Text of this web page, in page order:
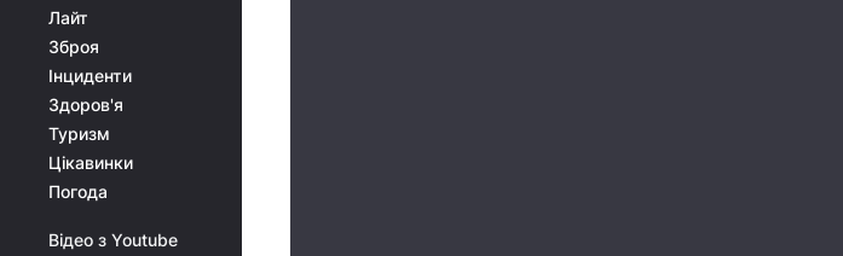
Лайт
Зброя
Інциденти
Здоров'я
Туризм
Цікавинки
Погода
Відео з Youtube